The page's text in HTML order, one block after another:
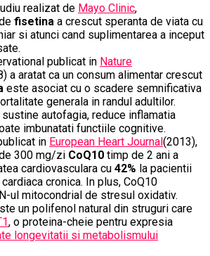
realizat de Mayo Clinic,
fisetina a crescut speranta de viata cu
si atunci cand suplimentarea a inceput
publicat in Nature
a aratat ca un consum alimentar crescut
este asociat cu o scadere semnificativa
generala in randul adultilor.
autofagia, reduce inflamatia
imbunatati functiile cognitive.
in European Heart Journal(2013),
300 mg/zi CoQ10 timp de 2 ani a
cardiovasculara cu 42% la pacientii
cronica. In plus, CoQ10
ul mitocondrial de stresul oxidativ.
un polifenol natural din struguri care
, o proteina-cheie pentru expresia
longevitatii si metabolismului